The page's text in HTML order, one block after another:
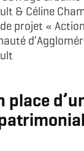
& Céline
projet «
place